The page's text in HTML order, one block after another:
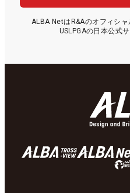
ALBA NetはR&Aのオフィシ
USLPGAの日本公式